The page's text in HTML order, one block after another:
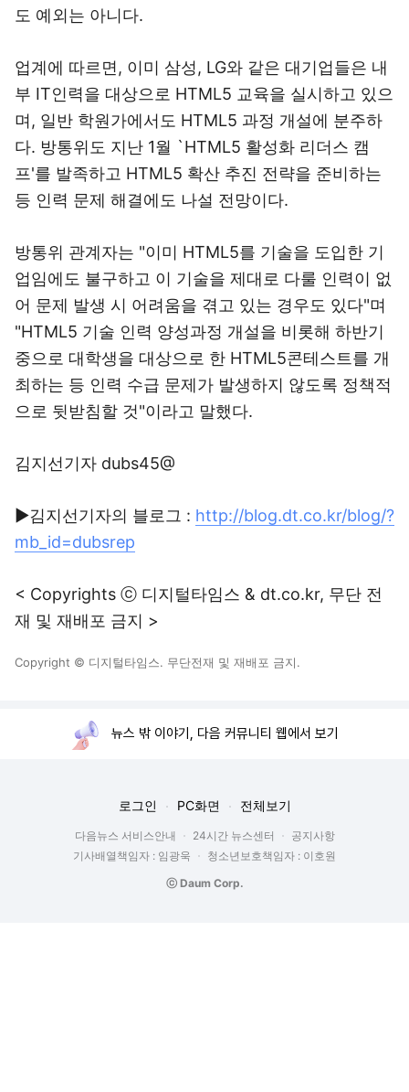
도 예외는 아니다.
업계에 따르면, 이미 삼성, LG와 같은 대기업들은 내
부 IT인력을 대상으로 HTML5 교육을 실시하고 있으
며, 일반 학원가에서도 HTML5 과정 개설에 분주하
다. 방통위도 지난 1월 `HTML5 활성화 리더스 캠
프'를 발족하고 HTML5 확산 추진 전략을 준비하는
등 인력 문제 해결에도 나설 전망이다.
방통위 관계자는 "이미 HTML5를 기술을 도입한 기
업임에도 불구하고 이 기술을 제대로 다룰 인력이 없
어 문제 발생 시 어려움을 겪고 있는 경우도 있다"며
"HTML5 기술 인력 양성과정 개설을 비롯해 하반기
중으로 대학생을 대상으로 한 HTML5콘테스트를 개
최하는 등 인력 수급 문제가 발생하지 않도록 정책적
으로 뒷받침할 것"이라고 말했다.
김지선기자 dubs45@
▶김지선기자의 블로그 : http://blog.dt.co.kr/blog/?
mb_id=dubsrep
< Copyrights ⓒ 디지털타임스 & dt.co.kr, 무단 전
재 및 재배포 금지 >
Copyright © 디지털타임스. 무단전재 및 재배포 금지.
뉴스 밖 이야기, 다음 커뮤니티 웹에서 보기
로그인 PC화면 전체보기
다음뉴스 서비스안내 24시간 뉴스센터
공지사항
기사배열책임자 : 임광욱
청소년보호책임자 : 이호원
ⓒ Daum Corp.